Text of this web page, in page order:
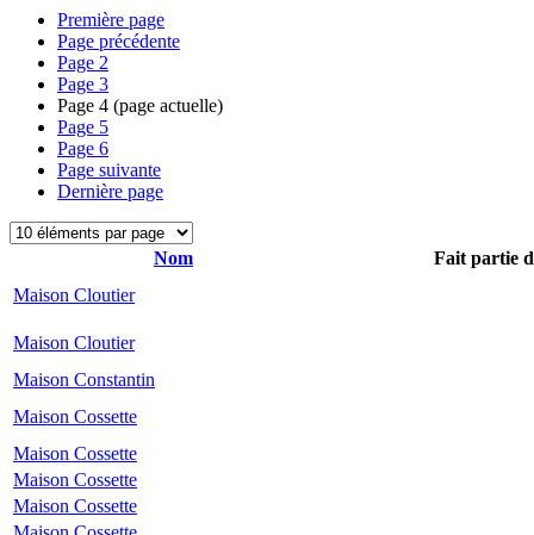
Première page
Page précédente
Page 2
Page 3
Page 4 (page actuelle)
Page 5
Page 6
Page suivante
Dernière page
Nom
Fait partie
Maison Cloutier
Maison Cloutier
Maison Constantin
Maison Cossette
Maison Cossette
Maison Cossette
Maison Cossette